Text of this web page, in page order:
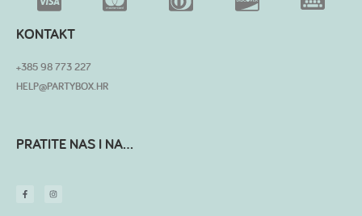
KONTAKT
+385 98 773 227
HELP@PARTYBOX.HR
PRATITE NAS I NA...